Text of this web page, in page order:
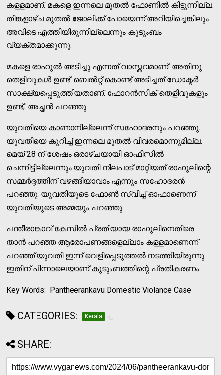
കള്ളമാണ്. മകളെ ഇന്നലെ മുതല്‍ ഫോണില്‍ കിട്ടുന്നില്ല.
തിങ്കളാഴ്ച മുതല്‍ ജോലിക്ക് പോയെന്ന് അറിയിച്ചെങ്കിലും
അവിടെ എത്തിയിരുന്നില്ലെന്നും കുടുംബം
വ്യക്തമാക്കുന്നു.
മകളെ രാഹുല്‍ അടിച്ചു എന്നത് വാസ്തവമാണ്. അതിനു
തെളിവുകള്‍ ഉണ്ട്. ബെല്‍റ്റ് കൊണ്ട് അടിച്ചത് ഡോക്ടര്‍
സാക്ഷ്യപ്പെടുത്തിയതാണ്. ഫോറന്‍സിക് തെളിവുകളും
ഉണ്ട്,' അച്ഛന്‍ പറഞ്ഞു.
യുവതിയെ കാണാനില്ലെന്ന് സഹോദരനും പറഞ്ഞു.
യുവതിയെ കുറിച്ച് ഇന്നലെ മുതല്‍ വിവരമൊന്നുമില്ല.
മെയ് 28 ന് ശേഷം ഒരാഴ്ചയായി ഓഫീസില്‍
ചെന്നിട്ടില്ലെന്നും യുവതി നിലപാട് മാറ്റിയത് രാഹുലിന്റെ
സമ്മര്‍ദ്ദത്തിന് വഴങ്ങിയാവാം എന്നും സഹോദരന്‍
പറഞ്ഞു. യുവതിയുടെ ഫോണ്‍ സ്വിച്ച് ഓഫാണെന്ന്
യുവതിയുടെ അമ്മയും പറഞ്ഞു.
പന്തീരാങ്കാവ് കേസില്‍ പ്രതിയായ രാഹുലിനെതിരെ
താന്‍ പറഞ്ഞ ആരോപണങ്ങളെല്ലാം കള്ളമാണെന്ന്
പറഞ്ഞ് യുവതി ഇന്ന് വെളിപ്പെടുത്തല്‍ നടത്തിയിരുന്നു.
ഇതിന് പിന്നാലെയാണ് കുടുംബത്തിന്റെ പ്രതികരണം.
Key Words: Pantheerankavu Domestic Violance Case
CATEGORIES: Kerala
SHARE: